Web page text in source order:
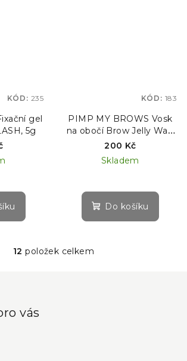
gel
5g
KÓD: 235
PIMP MY BROWS Vosk
na obočí Brow Jelly Wax,
30 ml
200 Kč
Skladem
Do košíku
KÓD: 183
O
12 položek celkem
vás